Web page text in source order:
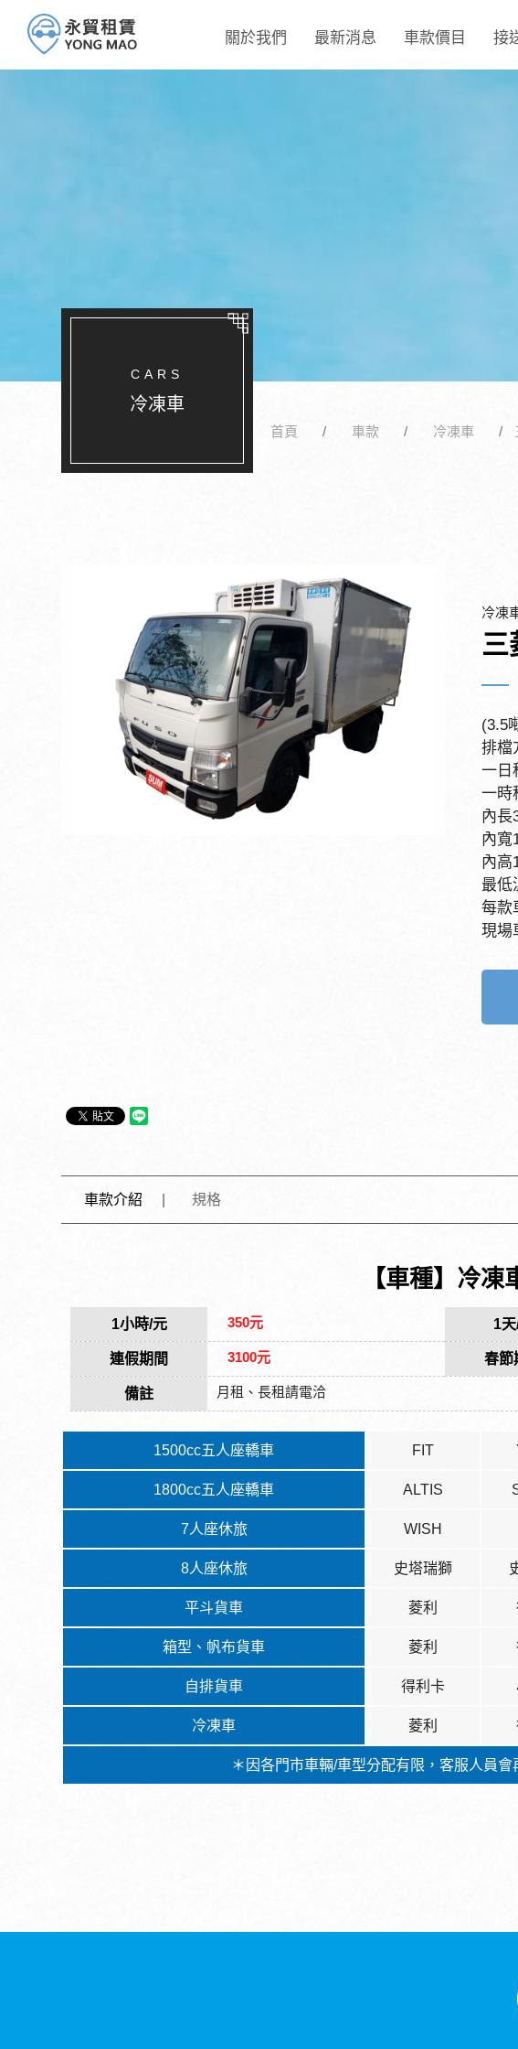
關於我們 最新消息 車款價目 接
CARS
冷凍車
首頁 車款 冷凍車
冷凍
三
(3.5
排檔
一日
一時
內長
內寬
內高
最低
每款
現場
車款介紹 規格
【車種】冷凍
1小時/元 350元 1
連假期間 3100元 春節
備註 月租、長租請電洽
1500cc五人座轎車 FIT
1800cc五人座轎車 ALTIS
7人座休旅 WISH
8人座休旅 史塔瑞獅
平斗貨車 菱利
箱型、帆布貨車 菱利
自排貨車 得利卡
冷凍車 菱利
＊因各門市車輛/車型分配有限，客服人員會